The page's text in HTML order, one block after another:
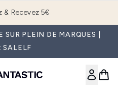
& Recevez 5€
PLEIN DE MARQUES |
SALELF